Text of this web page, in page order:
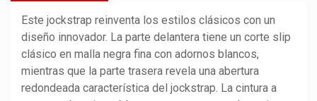
Este jockstrap reinventa los estilos clásicos con un
diseño innovador. La parte delantera tiene un corte slip
clásico en malla negra fina con adornos blancos,
mientras que la parte trasera revela una abertura
redondeada característica del jockstrap. La cintura a